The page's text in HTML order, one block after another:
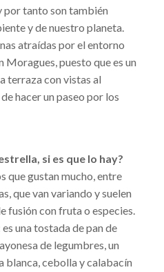
por tanto son también
y de nuestro planeta.
atraídas por el entorno
Moragues, puesto que es un
terraza con vistas al
hacer un paseo por los
si es que lo hay?
que gustan mucho, entre
que van variando y suelen
fusión con fruta o especies.
una tostada de pan de
de legumbres, un
blanca, cebolla y calabacín